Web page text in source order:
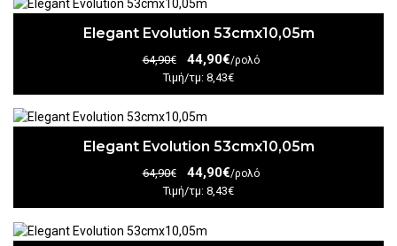
Elegant Evolution 53cmx10,05m
64,90€ 44,90€/ρολό
Τιμή/τμ: 8,43€
Elegant Evolution 53cmx10,05m
64,90€ 44,90€/ρολό
Τιμή/τμ: 8,43€